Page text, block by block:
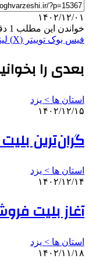
۱۴۰۲/۱۲/۰۱
خواندن این مطلب 1 دقیقه زمان میبرد
فیس بوک توییتر (X)
بعدی را
استان ها > یزد
۱۴۰۲/۱۲/۱۵
گران‌ترین
استان ها > یزد
۱۴۰۲/۱۲/۱۴
آغاز بلیت
استان ها > یزد
۱۴۰۲/۱۱/۱۸